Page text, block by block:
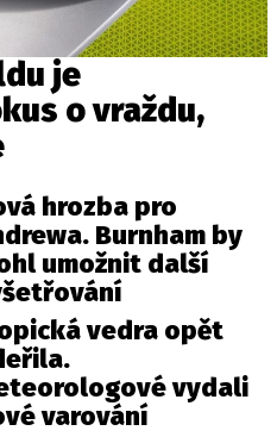
je
o vraždu,
hrozba pro
Burnham by
umožnit další
vedra opět
vydali
varování